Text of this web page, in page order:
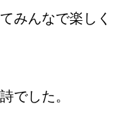
みんなで楽しく
でした。